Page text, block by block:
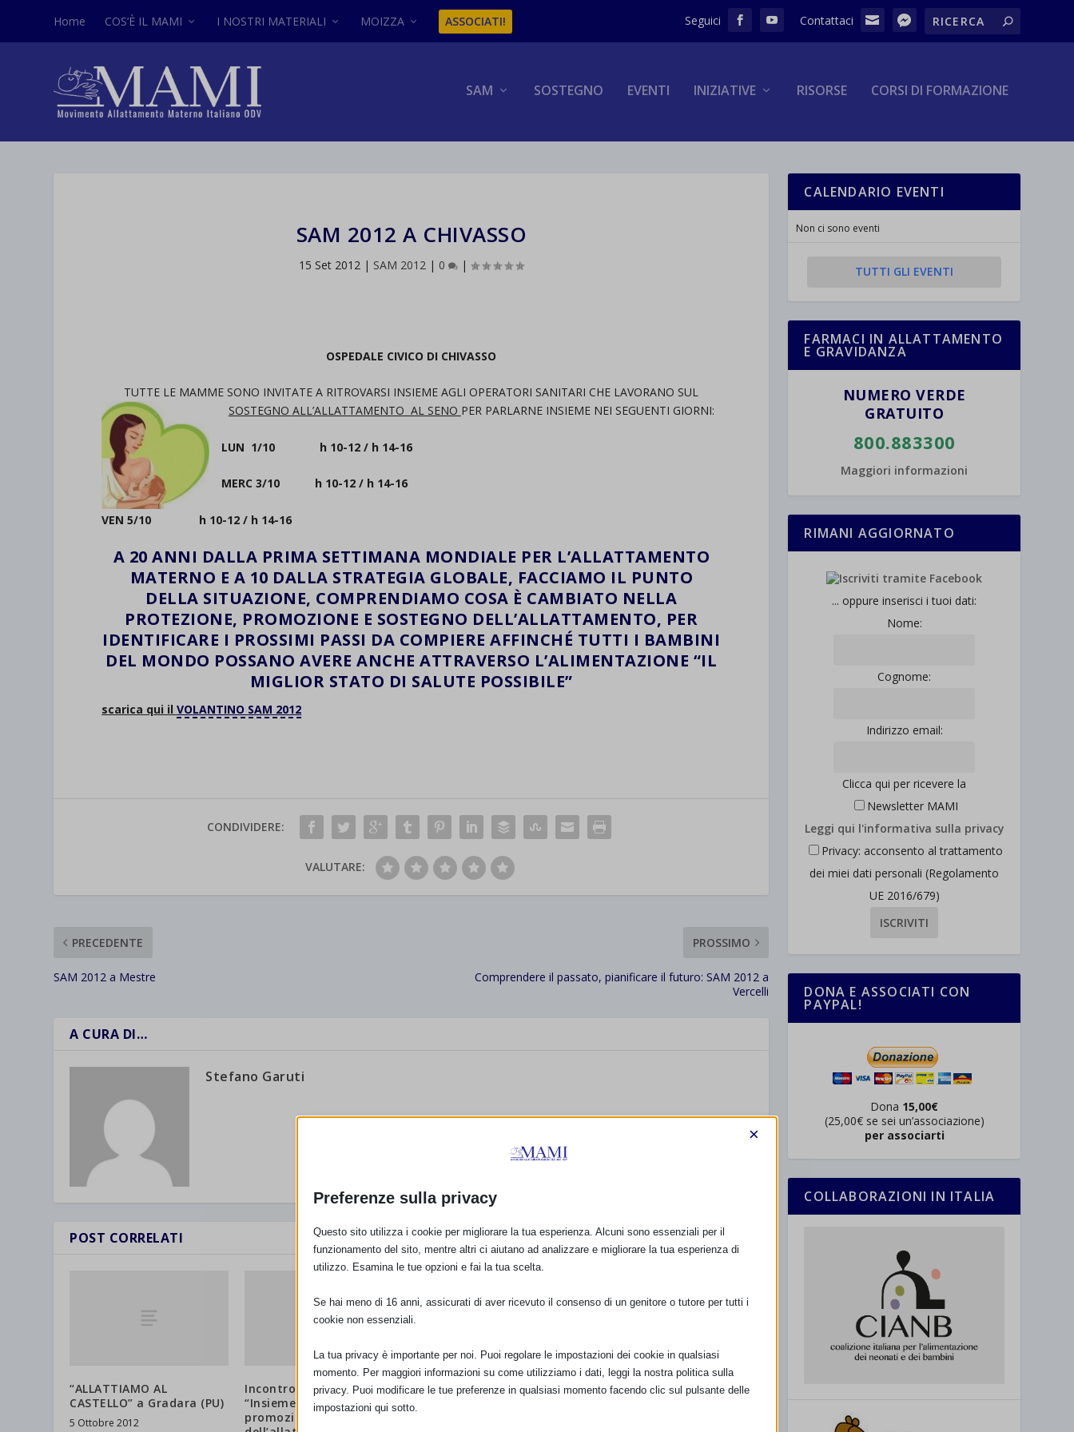
Home COS’È IL MAMI I NOSTRI MATERIALI MOIZZA ASSOCIATI!
SAM SOSTEGNO EVENTI INIZIATIVE RISORSE CORSI DI FORMAZIONE
SAM 2012 A CHIVASSO
15 Set 2012 | SAM 2012 | 0 |
OSPEDALE CIVICO DI CHIVASSO
TUTTE LE MAMME SONO INVITATE A RITROVARSI INSIEME AGLI OPERATORI SANITARI CHE LAVORANO SUL
SOSTEGNO ALL’ALLATTAMENTO AL SENO PER PARLARNE INSIEME NEI SEGUENTI GIORNI:
LUN 1/10 h 10-12 / h 14-16
MERC 3/10 h 10-12 / h 14-16
VEN 5/10 h 10-12 / h 14-16
A 20 ANNI DALLA PRIMA SETTIMANA MONDIALE PER L’ALLATTAMENTO
MATERNO E A 10 DALLA STRATEGIA GLOBALE, FACCIAMO IL PUNTO
DELLA SITUAZIONE, COMPRENDIAMO COSA È CAMBIATO NELLA
PROTEZIONE, PROMOZIONE E SOSTEGNO DELL’ALLATTAMENTO, PER
IDENTIFICARE I PROSSIMI PASSI DA COMPIERE AFFINCHÉ TUTTI I BAMBINI
DEL MONDO POSSANO AVERE ANCHE ATTRAVERSO L’ALIMENTAZIONE “IL
MIGLIOR STATO DI SALUTE POSSIBILE”
scarica qui ilVOLANTINO SAM 2012
CONDIVIDERE:
VALUTARE:
PRECEDENTE
SAM 2012 a Mestre
PROSSIMO
Comprendere il passato, pianificare il futuro: SAM 2012 a
Vercelli
A CURA DI…
Stefano Garuti
POST CORRELATI
“ALLATTIAMO AL
CASTELLO” a Gradara (PU)
5 Ottobre 2012
Incontro regionale:
“Insieme nella
promozione
Spazio “Allattamo
CALENDARIO EVENTI
Non ci sono eventi
TUTTI GLI EVENTI
FARMACI IN ALLATTAMENTO
E GRAVIDANZA
NUMERO VERDE
GRATUITO
800.883300
Maggiori informazioni
RIMANI AGGIORNATO
... oppure inserisci i tuoi dati:
Nome:
Cognome:
Indirizzo email:
Clicca qui per ricevere la
Newsletter MAMI
Leggi qui l'informativa sulla privacy
Privacy: acconsento al trattamento
dei miei dati personali (Regolamento
UE 2016/679)
DONA E ASSOCIATI CON
PAYPAL!
Dona 15,00€
(25,00€ se sei un’associazione)
per associarti
COLLABORAZIONI IN ITALIA
Preferenze sulla privacy
×
Questo sito utilizza i cookie per migliorare la tua esperienza. Alcuni sono essenziali per il
funzionamento del sito, mentre altri ci aiutano ad analizzare e migliorare la tua esperienza di
utilizzo. Esamina le tue opzioni e fai la tua scelta.
Se hai meno di 16 anni, assicurati di aver ricevuto il consenso di un genitore o tutore per tutti i
cookie non essenziali.
La tua privacy è importante per noi. Puoi regolare le impostazioni dei cookie in qualsiasi
momento. Per maggiori informazioni su come utilizziamo i dati, leggi la nostra politica sulla
privacy. Puoi modificare le tue preferenze in qualsiasi momento facendo clic sul pulsante delle
impostazioni qui sotto.